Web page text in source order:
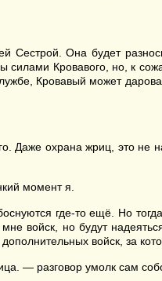
Сестрой. Она будет
Кровавого, но, к
Кровавый может
Даже охрана жриц, это не
момент я.
где-то ещё. Но
войск, но будут
войск, за
— разговор умолк сам